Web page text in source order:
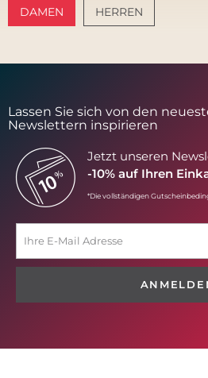
DAMEN HERREN
Lassen Sie sich von den
Newslettern inspirieren
Jetzt unseren
-10% auf Ihren
*Die vollständigen